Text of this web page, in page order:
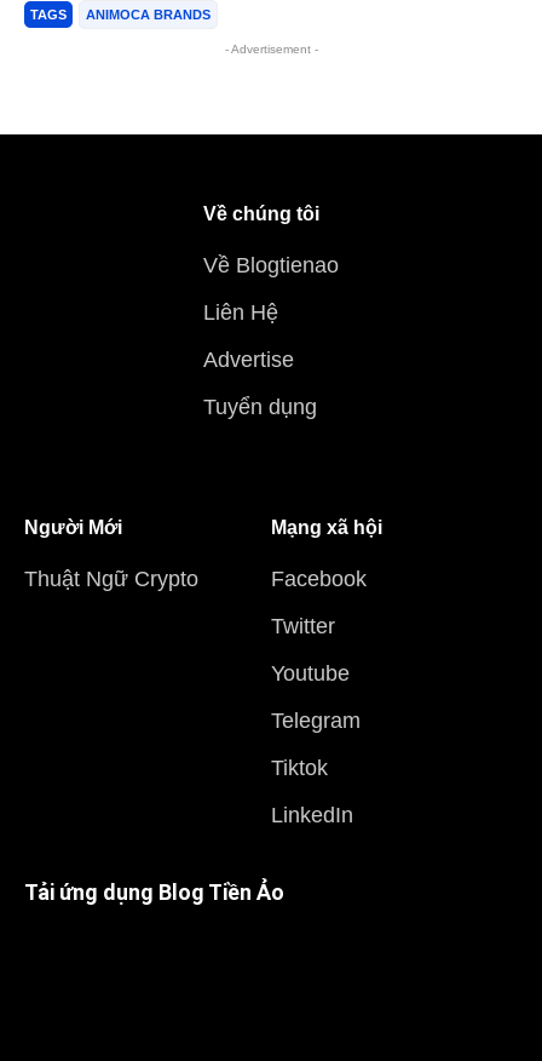
TAGS ANIMOCA BRANDS
- Advertisement -
Về chúng tôi
Về Blogtienao
Liên Hệ
Advertise
Tuyển dụng
Người Mới
Thuật Ngữ Crypto
Mạng xã hội
Facebook
Twitter
Youtube
Telegram
Tiktok
LinkedIn
Tải ứng dụng Blog Tiền Ảo